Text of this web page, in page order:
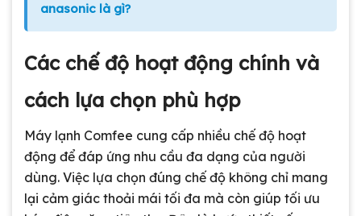
anasonic là gì?
Các chế độ hoạt động chính và
cách lựa chọn phù hợp
Máy lạnh Comfee cung cấp nhiều chế độ hoạt
động để đáp ứng nhu cầu đa dạng của người
dùng. Việc lựa chọn đúng chế độ không chỉ mang
lại cảm giác thoải mái tối đa mà còn giúp tối ưu